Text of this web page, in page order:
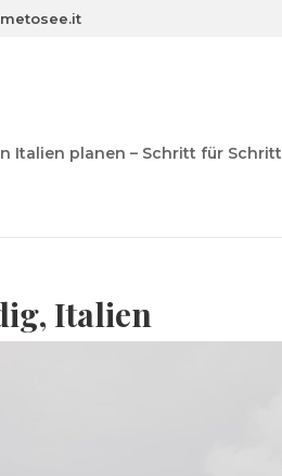
Italien planen – Schritt für Schritt
Italien